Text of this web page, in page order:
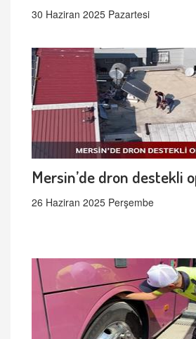
30 Haziran 2025 Pazartesi
Mersin’de dron destekli
26 Haziran 2025 Perşembe